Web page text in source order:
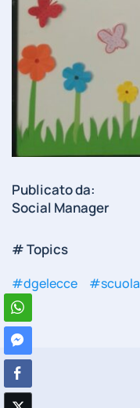
# Topics
#dgelecce #scuola
Publicato da:
Social Manager